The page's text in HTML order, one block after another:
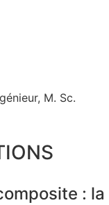
M. Sc.
: